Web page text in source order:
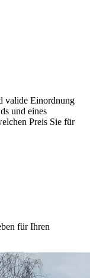
valide Einordnung
und eines
Preis Sie für
für Ihren